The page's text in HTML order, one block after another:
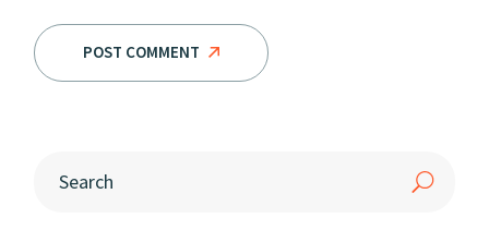
POST COMMENT